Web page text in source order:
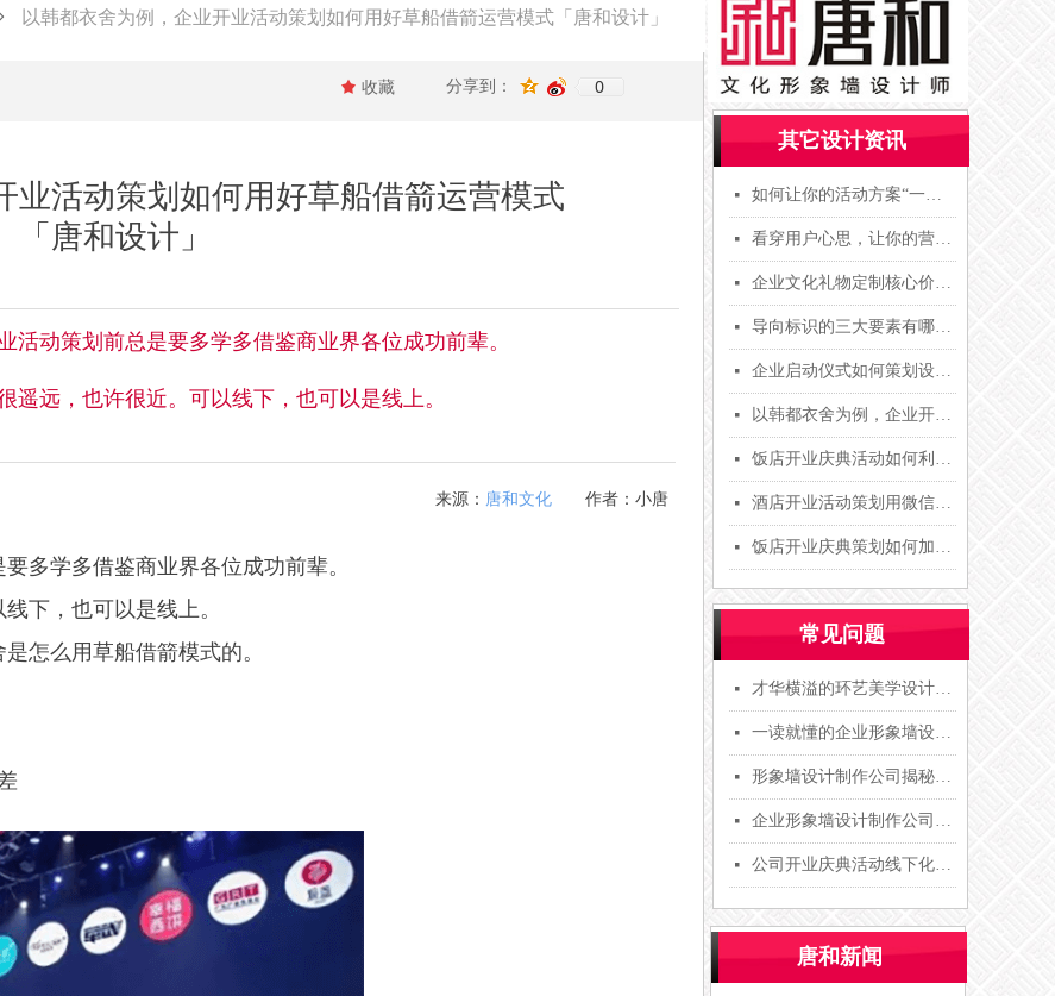
넷 如何让你的活动方案“一锤定音”？掌握“语义效应”，攻破客户心理防线！【唐和文化】
넷 看穿用户心思，让你的营销策略无往不利！【唐和文化】
넷 企业文化礼物定制核心价值「唐和设计」
넷 导向标识的三大要素有哪些？「唐和设计」
넷 企业启动仪式如何策划设计主题？基础素材才是策划的要点「唐和设计」
넷 以韩都衣舍为例，企业开业活动策划如何用好草船借箭运营模式「唐和设计」
넷 饭店开业庆典活动如何利用微信公众号打造活动体系（二）【唐和设计】
넷 酒店开业活动策划用微信商业功能建客户鱼塘吸引更多初始流量【唐和设计】
넷 饭店开业庆典策划如何加入品牌文化？【唐和文化】
其它设计资讯
넷 才华横溢的环艺美学设计专业的学子，疫情之下两大深造出路！[商业美陈]
넷 一读就懂的企业形象墙设计制作-企业形象墙设计公司推荐
넷 形象墙设计制作公司揭秘墙面装饰设计的几种形式（配图）「经验分享」-唐和
넷 企业形象墙设计制作公司五大步骤流程环环相扣「专业分享」
넷 公司开业庆典活动线下化，让面对面接触过程中走进用户内心【唐和文化】
常见问题
唐和新闻
业活动策划如何用好草船借箭运营模式
「唐和设计」
来源： 唐和文化 作者：小唐
要多学多借鉴商业界各位成功前辈。
下，也可以是线上。
怎么用草船借箭模式的。
끄 收藏 分享到： 0
活动策划前总是要多学多借鉴商业界各位成功前辈。
遥远，也许很近。可以线下，也可以是线上。
以韩都衣舍为例，企业开业活动策划如何用好草船借箭运营模式「唐和设计」